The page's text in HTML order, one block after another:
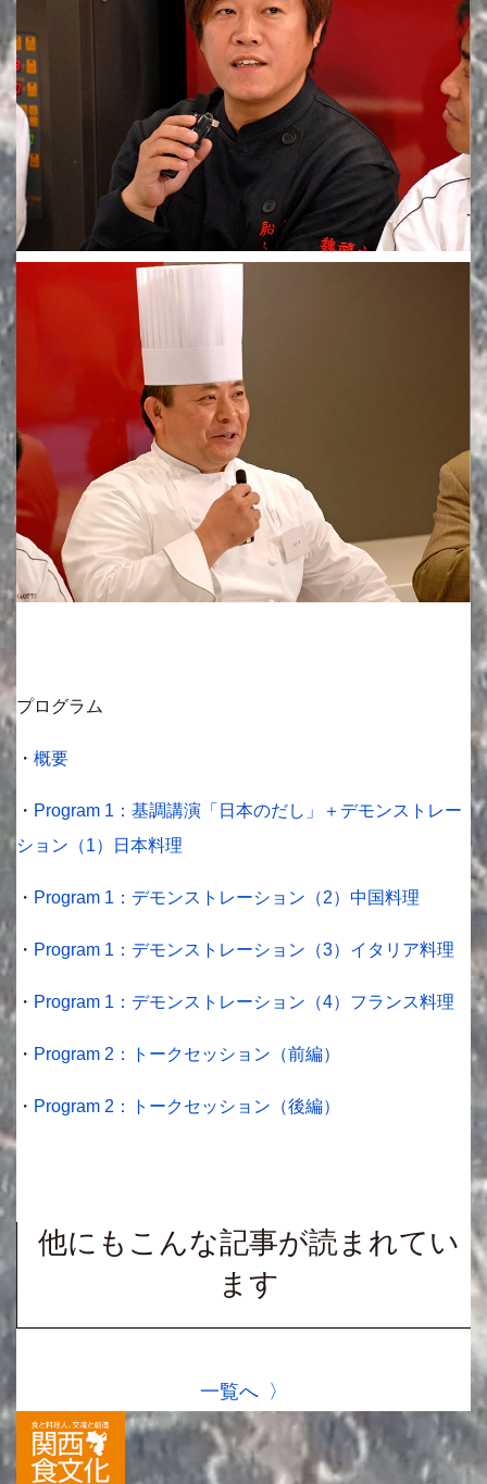
プログラム
・ 概要
・ Program 1：基調講演「日本のだし」＋デモンストレー
ション（1）日本料理
・ Program 1：デモンストレーション（2）中国料理
・ Program 1：デモンストレーション（3）イタリア料理
・ Program 1：デモンストレーション（4）フランス料理
・ Program 2：トークセッション（前編）
・ Program 2：トークセッション（後編）
他にもこんな記事が読まれてい
ます
一覧へ